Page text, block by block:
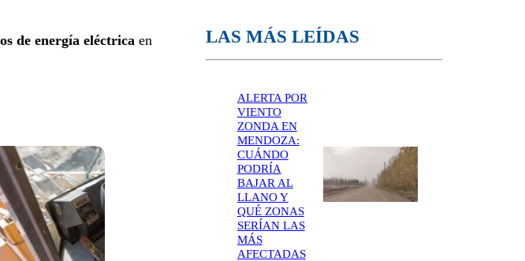
de energía eléctrica en
LAS MÁS LEÍDAS
ALERTA POR
VIENTO
ZONDA EN
MENDOZA:
CUÁNDO
PODRÍA
BAJAR AL
LLANO Y
QUÉ ZONAS
SERÍAN LAS
MÁS
AFECTADAS